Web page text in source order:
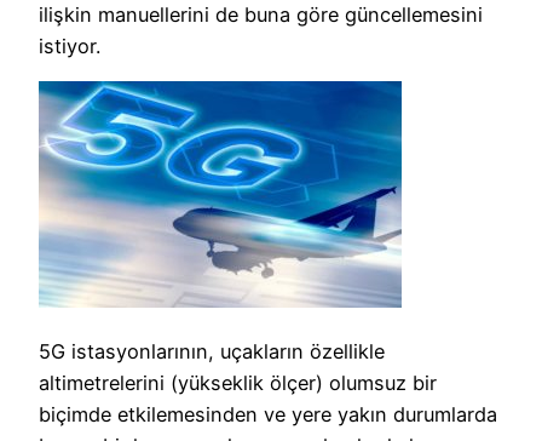
ilişkin manuellerini de buna göre güncellemesini
istiyor.
5G istasyonlarının, uçakların özellikle
altimetrelerini (yükseklik ölçer) olumsuz bir
biçimde etkilemesinden ve yere yakın durumlarda